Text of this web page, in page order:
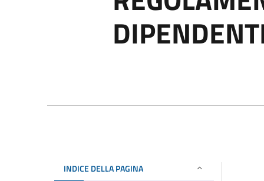
INDICE DELLA PAGINA